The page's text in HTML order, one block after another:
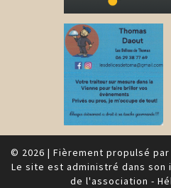
© 2026 | Fièrement propulsé par
Le site est administré dans
de l'association -